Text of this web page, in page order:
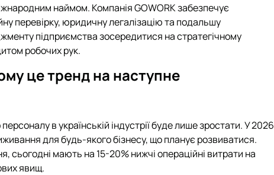
наймом. Компанія GOWORK забезпечує
перевірку, юридичну легалізацію та подальшу
підприємства зосередитися на стратегічному
робочих рук.
це тренд на наступне
в українській індустрії буде лише зростати. У 2026
для будь-якого бізнесу, що планує розвиватися.
сьогодні мають на 15-20% нижчі операційні витрати на
явищ.